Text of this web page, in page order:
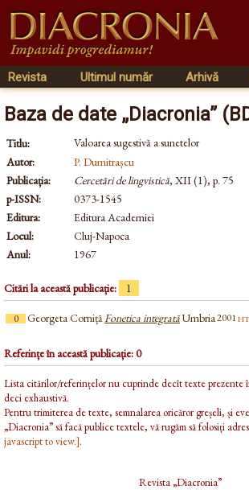
Revista Ultimul număr Arhivă
Baza de date „Diacronia”
Titlu:
Valoarea sugestivă a sunetelor
Autor:
P. Dumitrașcu
Publicația:
Cercetări de lingvistică, XII (1), p. 75
p-ISSN:
0373-1545
Editura:
Editura Academiei
Locul:
Cluj-Napoca
Anul:
1967
Citări la această publicație: 1
0 Georgeta CornițăFonetica integratăUmbria2001
Referințe în această publicație: 0
Lista citărilor/referințelor nu cuprinde decît texte prezente
deci exhaustivă.
Pentru trimiterea de texte, semnalarea oricăror greșeli, și
„Diacronia” să facă publice textele, vă rugăm să folosiți
javascript to view.].
Revista „Diacronia”